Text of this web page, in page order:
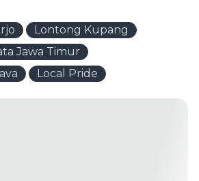
Lontong Kupang
Jawa Timur
Local Pride